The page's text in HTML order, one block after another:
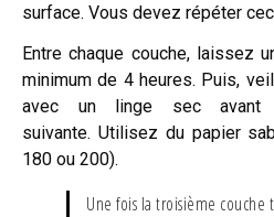
surface. Vous devez répéter
Entre chaque couche, laissez
minimum de 4 heures. Puis,
avec un linge sec avant
suivante. Utilisez du papier
180 ou 200).
Une fois la troisième couche